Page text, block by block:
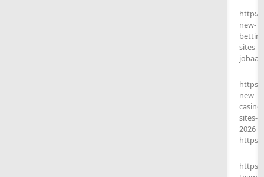
http://
new-
sites
new-
casino-
sites-
2026